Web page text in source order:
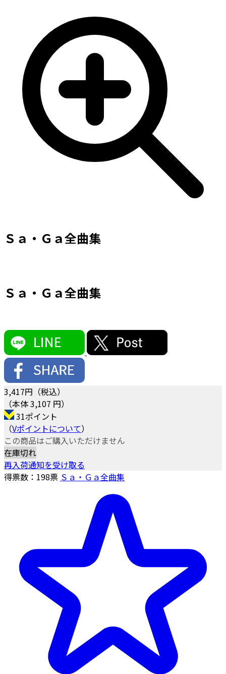
Ｓａ・Ｇａ全曲集
Ｓａ・Ｇａ全曲集
3,417円（税込）
（本体 3,107 円）
31ポイント
（Vポイントについて）
この商品はご購入いただけません
在庫切れ
再入荷通知を受け取る
得票数： 198票 Ｓａ・Ｇａ全曲集